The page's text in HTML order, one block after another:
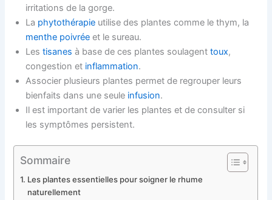
irritations de la gorge.
La phytothérapie utilise des plantes comme le thym, la
menthe poivrée et le sureau.
Lestisanes à base de ces plantes soulagenttoux,
congestion et inflammation.
Associer plusieurs plantes permet de regrouper leurs
bienfaits dans une seule infusion.
Il est important de varier les plantes et de consulter si
les symptômes persistent.
Sommaire
Les plantes essentielles pour soigner le rhume
naturellement